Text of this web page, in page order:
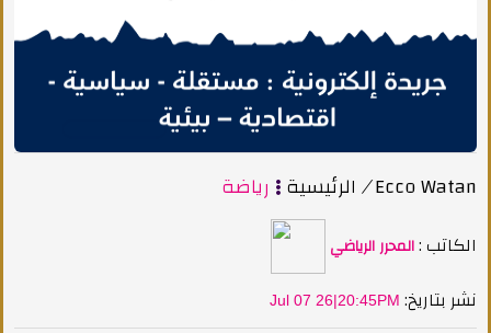
الرئيسية رياضة /Ecco Watan
الكاتب :المحرر الرياضي
Jul 07 26|20:45PM :نشر بتاريخ